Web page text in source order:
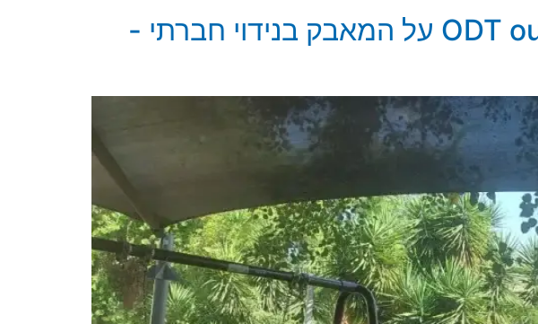
ההשפעה של תרגילי ODT outdoor education training על המאבק בנידוי חברתי -